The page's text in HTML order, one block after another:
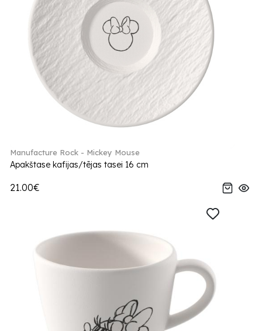
Manufacture Rock - Mickey Mouse
Apakštase kafijas/tējas tasei 16 cm
21.00€